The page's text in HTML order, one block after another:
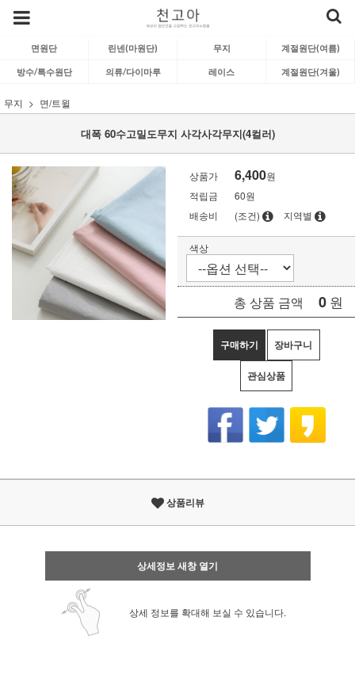
면원단 린넨(마원단) 무지 계절원단(여름)
방수/특수원단 의류/다이마루 레이스 계절원단(겨울)
무지 면/트윌
대폭 60수고밀도무지 사각사각무지(4컬러)
상품가 6,400원
적립금
60원
배송비
(조건) 지역별
색상
총 상품 금액 0 원
구매하기 장바구니
관심상품
상품리뷰
상세정보 새창 열기
상세 정보를 확대해 보실 수 있습니다.